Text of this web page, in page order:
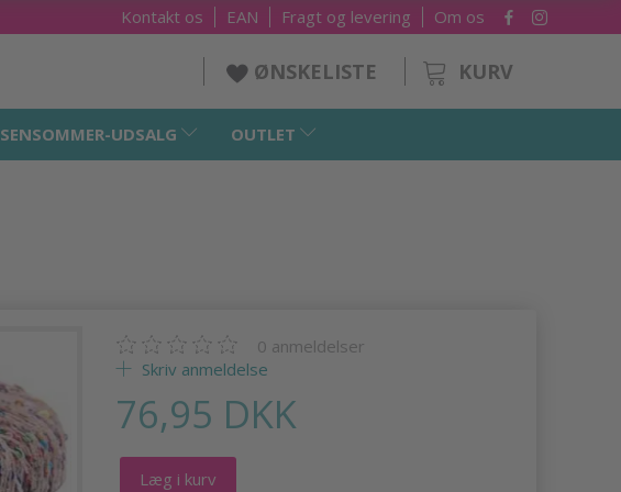
Om os
Fragt og levering
EAN
Kontakt os
KURV
ØNSKELISTE
SENSOMMER-UDSALG OUTLET
0 anmeldelser
Skriv anmeldelse
76,95 DKK
Læg i kurv